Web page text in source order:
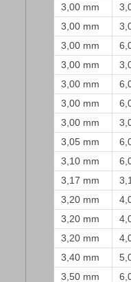
3,00 mm
3,00 mm
3,00 mm
3,00 mm
3,00 mm
3,00 mm
3,00 mm
3,05 mm
3,10 mm
3,17 mm
3,20 mm
3,20 mm
3,20 mm
3,40 mm
3,50 mm